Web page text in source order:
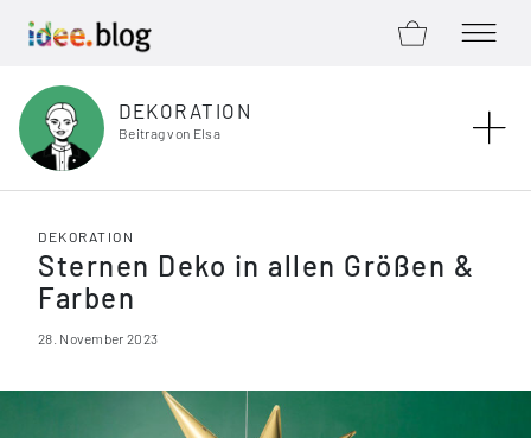
ZUM SHOPMENÜ
DEKORATION
Beitrag von Elsa
DEKORATION
Sternen Deko in allen Größen &
Farben
28. November 2023